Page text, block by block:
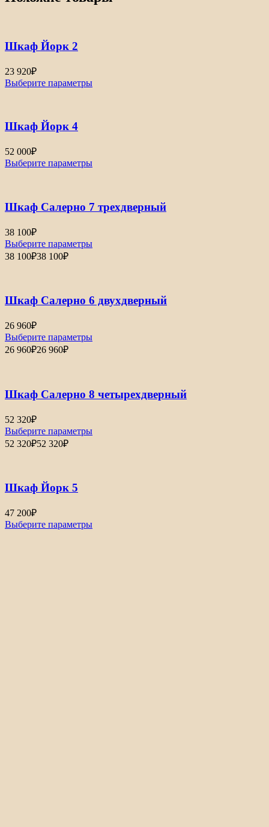
Шкаф Йорк 2
23 920₽
Выберите параметры
Шкаф Йорк 4
52 000₽
Выберите параметры
Шкаф Салерно 7 трехдверный
38 100₽
Выберите параметры
38 100₽38 100₽
Шкаф Салерно 6 двухдверный
26 960₽
Выберите параметры
26 960₽26 960₽
Шкаф Салерно 8 четырехдверный
52 320₽
Выберите параметры
52 320₽52 320₽
Шкаф Йорк 5
47 200₽
Выберите параметры